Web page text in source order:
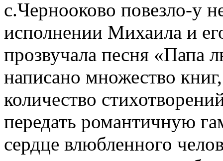
с.Чернооково повезло-у
исполнении Михаила и
прозвучала песня «Папа
написано множество
количество
передать романтичную
сердце влюбленного